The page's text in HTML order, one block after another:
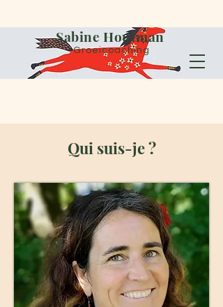
Sabine Houtman
Groeicoaching
Qui suis-je ?